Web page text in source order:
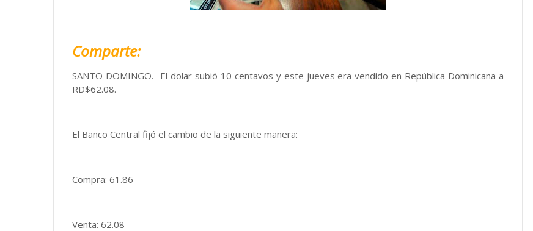
Comparte:
SANTO DOMINGO.- El dolar subió 10 centavos y este jueves era vendido en República Dominicana a
RD$62.08.
El Banco Central fijó el cambio de la siguiente manera:
Compra: 61.86
Venta: 62.08